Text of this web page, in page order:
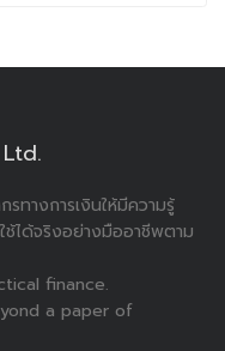
ทางการเงินให้มีความรู้
ช้ได้จริงอย่างมืออาชีพตาม
finance.
a paper of